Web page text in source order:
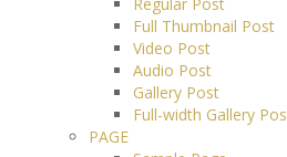
Full Thumbnail Post
Video Post
Audio Post
Gallery Post
Full-width Gallery
PAGE